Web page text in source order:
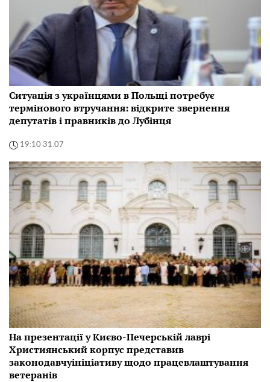
Ситуація з українцями в Польщі потребує
термінового втручання: відкрите звернення
депутатів і правників до Лубінця
19:10 31.07
На презентації у Києво-Печерській лаврі
Християнський корпус представив
законодавчуініціативу щодо працевлаштування
ветеранів